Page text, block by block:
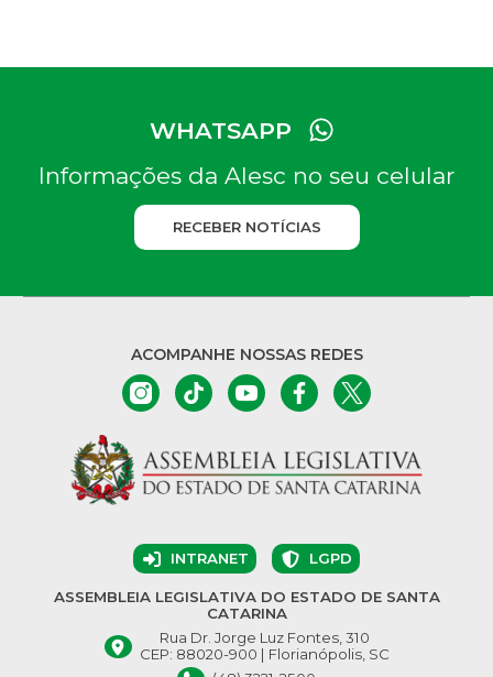
WHATSAPP
Informações da Alesc no seu celular
RECEBER NOTÍCIAS
ACOMPANHE NOSSAS REDES
INTRANET LGPD
ASSEMBLEIA LEGISLATIVA DO ESTADO DE SANTA
CATARINA
Rua Dr. Jorge Luz Fontes, 310
CEP: 88020-900 | Florianópolis, SC